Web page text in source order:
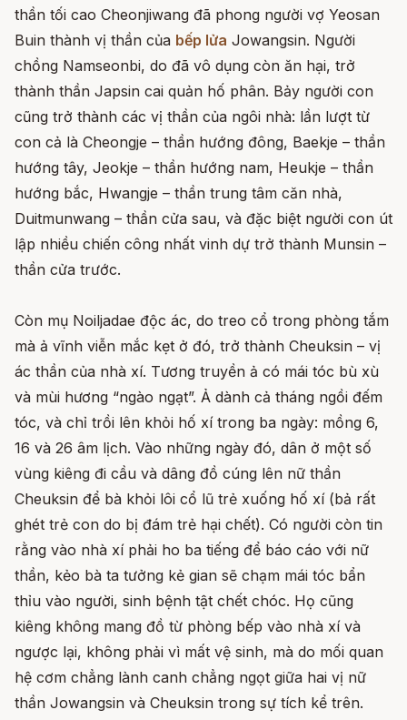
thần tối cao Cheonjiwang đã phong người vợ Yeosan
Buin thành vị thần của bếp lửa Jowangsin. Người
chồng Namseonbi, do đã vô dụng còn ăn hại, trở
thành thần Japsin cai quản hố phân. Bảy người con
cũng trở thành các vị thần của ngôi nhà: lần lượt từ
con cả là Cheongje – thần hướng đông, Baekje – thần
hướng tây, Jeokje – thần hướng nam, Heukje – thần
hướng bắc, Hwangje – thần trung tâm căn nhà,
Duitmunwang – thần cửa sau, và đặc biệt người con út
lập nhiều chiến công nhất vinh dự trở thành Munsin –
thần cửa trước.
Còn mụ Noiljadae độc ác, do treo cổ trong phòng tắm
mà ả vĩnh viễn mắc kẹt ở đó, trở thành Cheuksin – vị
ác thần của nhà xí. Tương truyền ả có mái tóc bù xù
và mùi hương “ngào ngạt”. Ả dành cả tháng ngồi đếm
tóc, và chỉ trồi lên khỏi hố xí trong ba ngày: mồng 6,
16 và 26 âm lịch. Vào những ngày đó, dân ở một số
vùng kiêng đi cầu và dâng đồ cúng lên nữ thần
Cheuksin để bà khỏi lôi cổ lũ trẻ xuống hố xí (bả rất
ghét trẻ con do bị đám trẻ hại chết). Có người còn tin
rằng vào nhà xí phải ho ba tiếng để báo cáo với nữ
thần, kẻo bà ta tưởng kẻ gian sẽ chạm mái tóc bẩn
thỉu vào người, sinh bệnh tật chết chóc. Họ cũng
kiêng không mang đồ từ phòng bếp vào nhà xí và
ngược lại, không phải vì mất vệ sinh, mà do mối quan
hệ cơm chẳng lành canh chẳng ngọt giữa hai vị nữ
thần Jowangsin và Cheuksin trong sự tích kể trên.